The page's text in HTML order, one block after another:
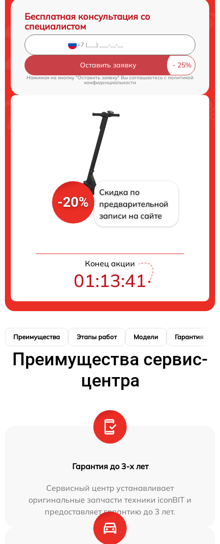
Бесплатная консультация со
специалистом
Оставить заявку
Нажимая на кнопку "Оставить заявку" Вы соглашаетесь cполитикой
конфиденциальности
-20%
Скидка по
предварительной
записи на сайте
Конец акции
01:13:40
Преимущества Этапы работ Модели Гарантия
Преимущества сервис-
центра
Гарантия до 3-х лет
Сервисный центр устанавливает
оригинальные запчасти техники iconBIT и
предоставляет гарантию до 3 лет.